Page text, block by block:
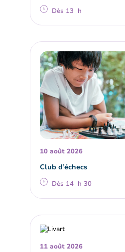
Dès 13 h
10 août 2026
Club d’échecs
Dès 14 h 30
11 août 2026